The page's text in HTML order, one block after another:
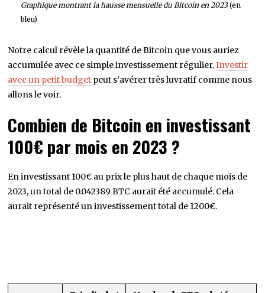
Graphique montrant la hausse mensuelle du Bitcoin en 2023(en
bleu)
Notre calcul révèle la quantité de Bitcoin que vous auriez
accumulée avec ce simple investissement régulier.Investir
avec un petit budget peut s’avérer très luvratif comme nous
allons le voir.
Combien de Bitcoin en investissant
100€ par mois en 2023 ?
En investissant 100€ au prix le plus haut de chaque mois de
2023, un total de 0.042389 BTC aurait été accumulé. Cela
aurait représenté un investissement total de 1200€.